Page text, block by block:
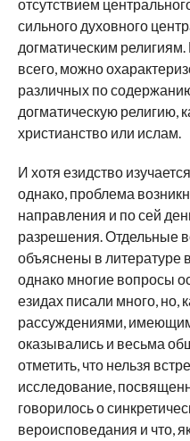
отсутствием
сильного духовного
догматическим
всего, можно
различных по
догматическую религию,
христианство или ислам.
И хотя езидство
однако, проблема
направления и по сей
разрешения. Отдельные
объяснены в литературе
однако многие вопросы
езидах писали много, но,
рассуждениями,
оказывались и весьма
отметить, что нельзя
исследование,
говорилось о
вероисповедания и что,